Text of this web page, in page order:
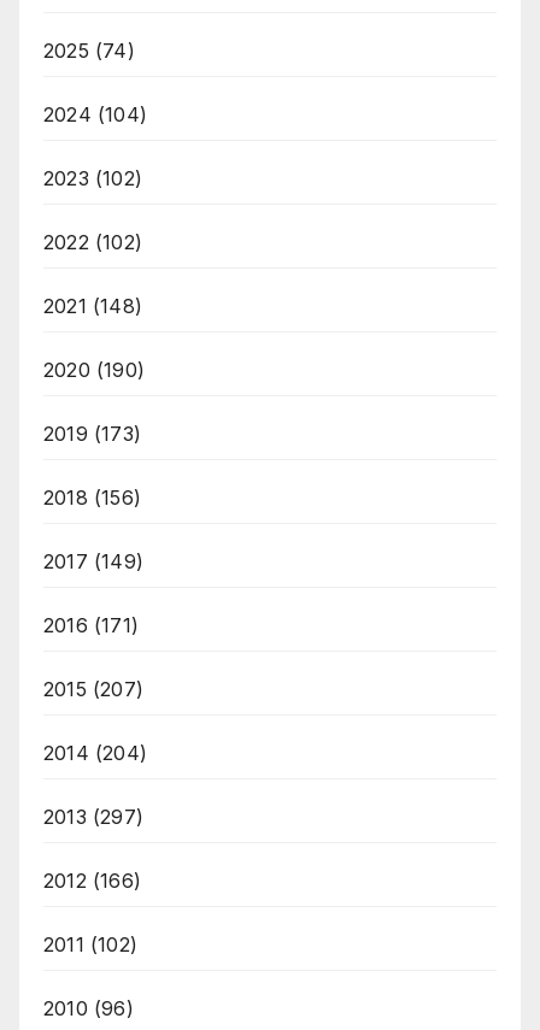
2025 (74)
2024 (104)
2023 (102)
2022 (102)
2021 (148)
2020 (190)
2019 (173)
2018 (156)
2017 (149)
2016 (171)
2015 (207)
2014 (204)
2013 (297)
2012 (166)
2011 (102)
2010 (96)